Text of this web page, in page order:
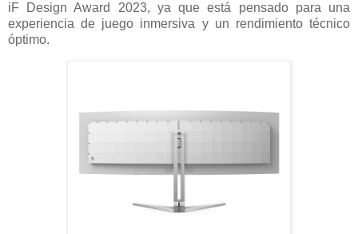
iF Design Award 2023, ya que está pensado para una
experiencia de juego inmersiva y un rendimiento técnico
óptimo.